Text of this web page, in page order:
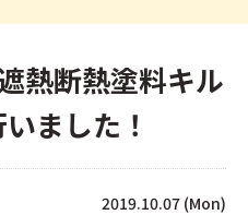
熱断熱塗料キル
ました！
2019.10.07 (Mon)